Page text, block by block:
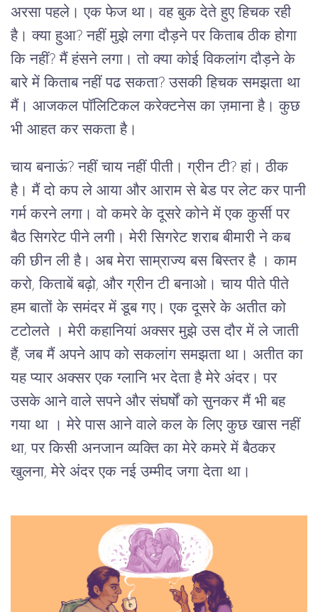
अरसा पहले। एक फेज था। वह बुक देते हुए हिचक रही
है। क्या हुआ? नहीं मुझे लगा दौड़ने पर किताब ठीक होगा
कि नहीं? मैं हंसने लगा। तो क्या कोई विकलांग दौड़ने के
बारे में किताब नहीं पढ सकता? उसकी हिचक समझता था
मैं। आजकल पॉलिटिकल करेक्टनेस का ज़माना है। कुछ
भी आहत कर सकता है।
चाय बनाऊं? नहीं चाय नहीं पीती। ग्रीन टी? हां। ठीक
है। मैं दो कप ले आया और आराम से बेड पर लेट कर पानी
गर्म करने लगा। वो कमरे के दूसरे कोने में एक कुर्सी पर
बैठ सिगरेट पीने लगी। मेरी सिगरेट शराब बीमारी ने कब
की छीन ली है। अब मेरा साम्राज्य बस बिस्तर है । काम
करो, किताबें बढ़ो, और ग्रीन टी बनाओ। चाय पीते पीते
हम बातों के समंदर में डूब गए। एक दूसरे के अतीत को
टटोलते । मेरी कहानियां अक्सर मुझे उस दौर में ले जाती
हैं, जब मैं अपने आप को सकलांग समझता था। अतीत का
यह प्यार अक्सर एक ग्लानि भर देता है मेरे अंदर। पर
उसके आने वाले सपने और संघर्षों को सुनकर मैं भी बह
गया था । मेरे पास आने वाले कल के लिए कुछ खास नहीं
था, पर किसी अनजान व्यक्ति का मेरे कमरे में बैठकर
खुलना, मेरे अंदर एक नई उम्मीद जगा देता था।